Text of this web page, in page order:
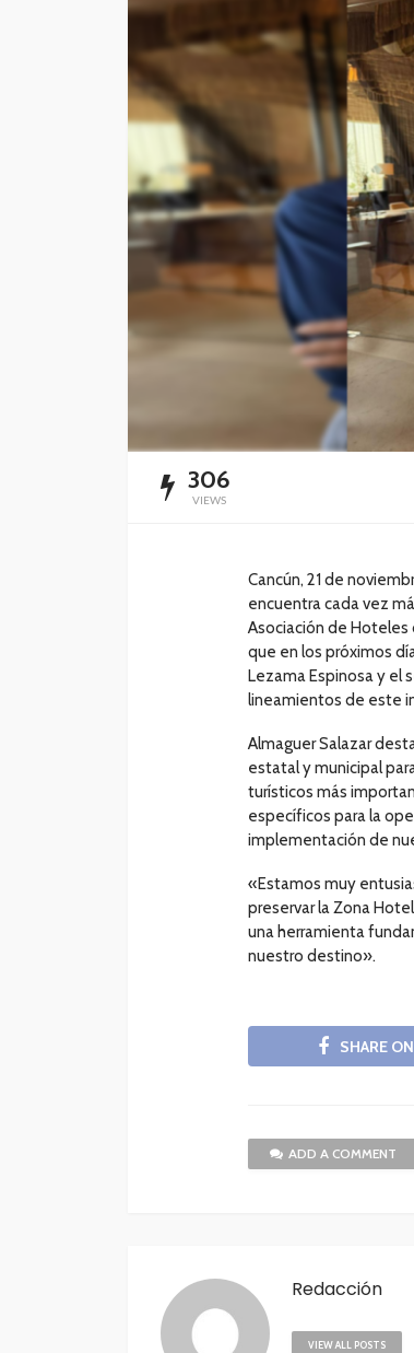
306
VIEWS
Cancún, 21 de
encuentra cada vez
Asociación de Hoteles
que en los próximos
Lezama Espinosa y el
lineamientos de este
Almaguer Salazar
estatal y municipal
turísticos más
específicos para la
implementación de
«Estamos muy
preservar la Zona
una herramienta
nuestro destino».
SHARE
ADD A COMMENT
Redacción
VIEW ALL POSTS
CANCÚN
Blindan la
Redacción 11 horas